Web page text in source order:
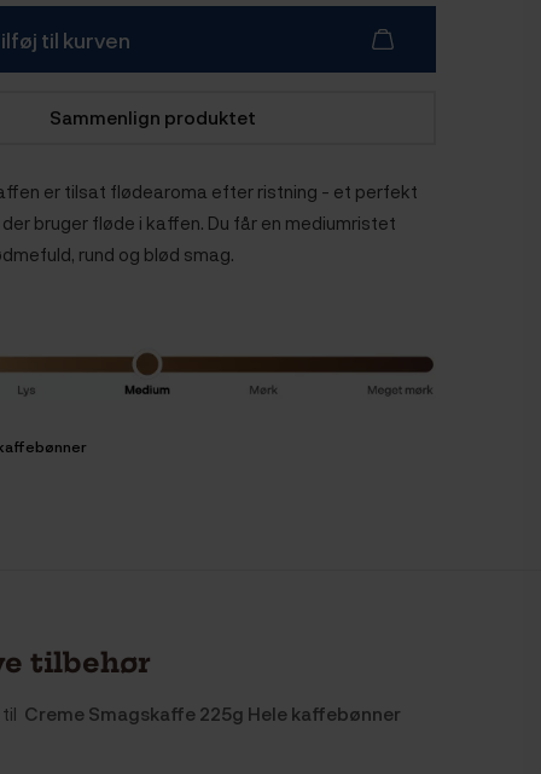
til kurven
Sammenlign produktet
er tilsat flødearoma efter ristning - et perfekt
bruger fløde i kaffen. Du får en mediumristet
rund og blød smag.
tilbehør
Creme Smagskaffe 225g Hele kaffebønner